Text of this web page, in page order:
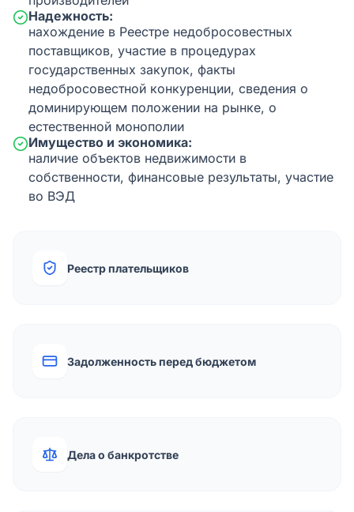
Надежность:
нахождение в Реестре недобросовестных
поставщиков, участие в процедурах
государственных закупок, факты
недобросовестной конкуренции, сведения о
доминирующем положении на рынке, о
естественной монополии
Имущество и экономика:
наличие объектов недвижимости в
собственности, финансовые результаты, участие
во ВЭД
Реестр плательщиков
Задолженность перед бюджетом
Дела о банкротстве